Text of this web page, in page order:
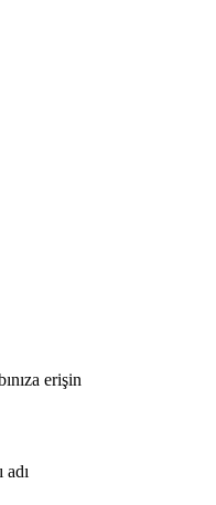
erişin
adı